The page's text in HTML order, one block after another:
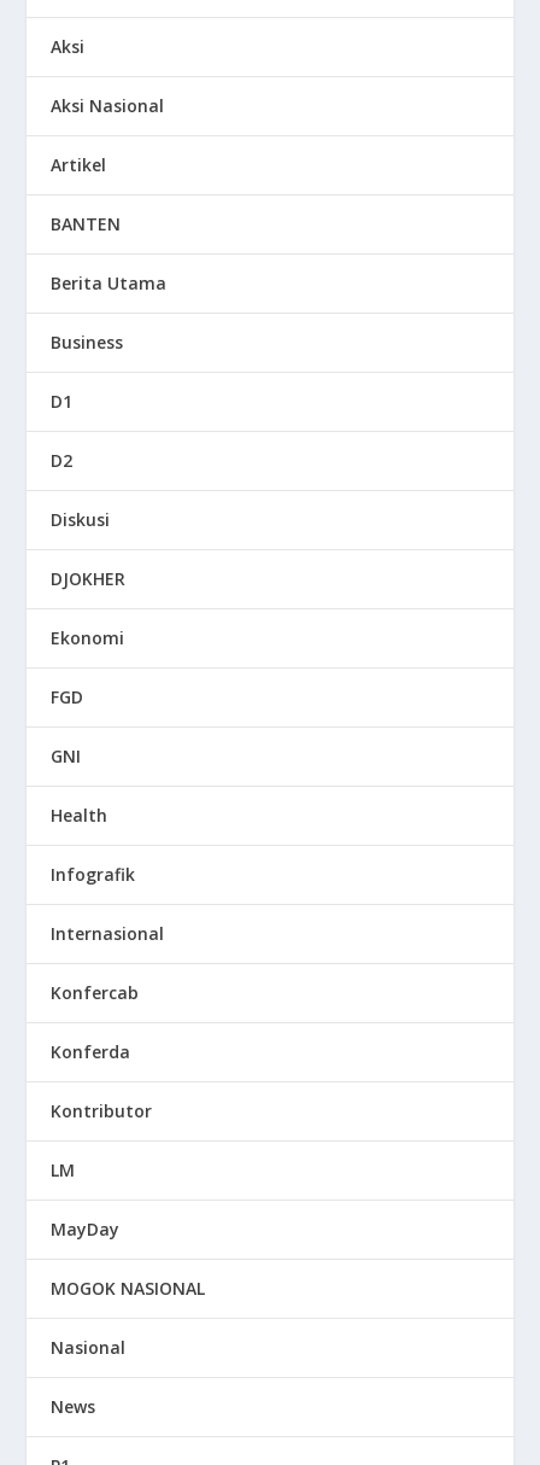
Aksi
Aksi Nasional
Artikel
BANTEN
Berita Utama
Business
D1
D2
Diskusi
DJOKHER
Ekonomi
FGD
GNI
Health
Infografik
Internasional
Konfercab
Konferda
Kontributor
LM
MayDay
MOGOK NASIONAL
Nasional
News